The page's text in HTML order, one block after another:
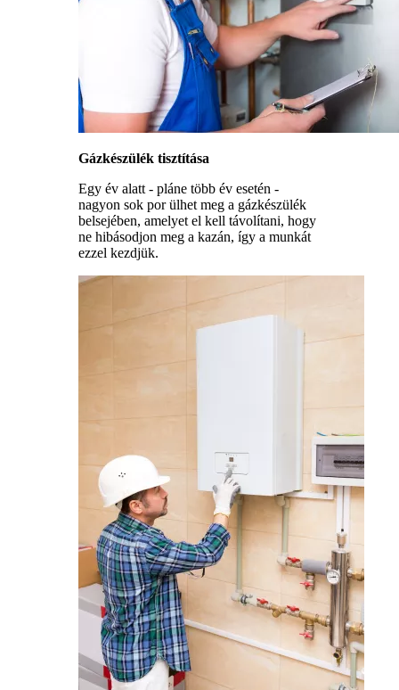
Gázkészülék tisztítása
Egy év alatt - pláne több év esetén -
nagyon sok por ülhet meg a gázkészülék
belsejében, amelyet el kell távolítani, hogy
ne hibásodjon meg a kazán, így a munkát
ezzel kezdjük.